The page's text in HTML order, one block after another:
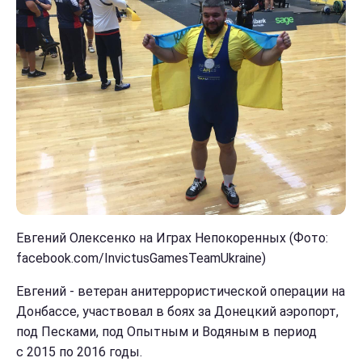
Евгений Олексенко на Играх Непокоренных (Фото:
facebook.com/InvictusGamesTeamUkraine)
Евгений - ветеран анитеррористической операции на
Донбассе, участвовал в боях за Донецкий аэропорт,
под Песками, под Опытным и Водяным в период
с 2015 по 2016 годы.